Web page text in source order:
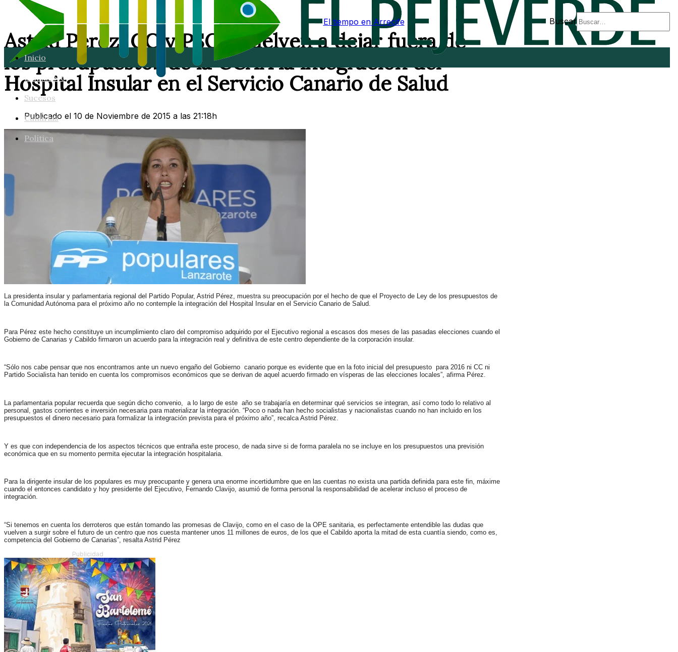
El tiempo en Arrecife Buscar
Inicio
Lanzarote
Sucesos
Canarias
Política
Astrid Pérez; CC y PSOE vuelven a dejar fuera de
los presupuestos de la CCAA la integración del
Hospital Insular en el Servicio Canario de Salud
Publicado el 10 de Noviembre de 2015 a las 21:18h
La presidenta insular y parlamentaria regional del Partido Popular, Astrid Pérez, muestra su preocupación por el hecho de que el Proyecto de Ley de los presupuestos de
la Comunidad Autónoma para el próximo año no contemple la integración del Hospital Insular en el Servicio Canario de Salud.
Para Pérez este hecho constituye un incumplimiento claro del compromiso adquirido por el Ejecutivo regional a escasos dos meses de las pasadas elecciones cuando el
Gobierno de Canarias y Cabildo firmaron un acuerdo para la integración real y definitiva de este centro dependiente de la corporación insular.
“Sólo nos cabe pensar que nos encontramos ante un nuevo engaño del Gobierno canario porque es evidente que en la foto inicial del presupuesto para 2016 ni CC ni
Partido Socialista han tenido en cuenta los compromisos económicos que se derivan de aquel acuerdo firmado en vísperas de las elecciones locales”, afirma Pérez.
La parlamentaria popular recuerda que según dicho convenio, a lo largo de este año se trabajaría en determinar qué servicios se integran, así como todo lo relativo al
personal, gastos corrientes e inversión necesaria para materializar la integración. “Poco o nada han hecho socialistas y nacionalistas cuando no han incluido en los
presupuestos el dinero necesario para formalizar la integración prevista para el próximo año”, recalca Astrid Pérez.
Y es que con independencia de los aspectos técnicos que entraña este proceso, de nada sirve si de forma paralela no se incluye en los presupuestos una previsión
económica que en su momento permita ejecutar la integración hospitalaria.
Para la dirigente insular de los populares es muy preocupante y genera una enorme incertidumbre que en las cuentas no exista una partida definida para este fin, máxime
cuando el entonces candidato y hoy presidente del Ejecutivo, Fernando Clavijo, asumió de forma personal la responsabilidad de acelerar incluso el proceso de
integración.
“Si tenemos en cuenta los derroteros que están tomando las promesas de Clavijo, como en el caso de la OPE sanitaria, es perfectamente entendible las dudas que
vuelven a surgir sobre el futuro de un centro que nos cuesta mantener unos 11 millones de euros, de los que el Cabildo aporta la mitad de esta cuantía siendo, como es,
competencia del Gobierno de Canarias”, resalta Astrid Pérez
Publicidad